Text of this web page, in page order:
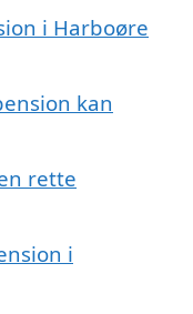
i Harboøre
kan
rette
i